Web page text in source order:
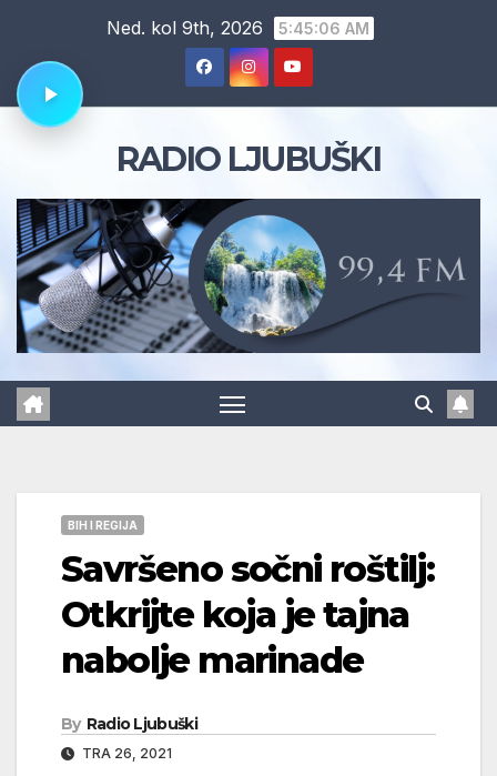
content
Ned. kol 9th, 2026 5:45:07 AM
RADIO LJUBUŠKI
BIH I REGIJA
Savršeno sočni roštilj:
Otkrijte koja je tajna
nabolje marinade
By Radio Ljubuški
TRA 26, 2021